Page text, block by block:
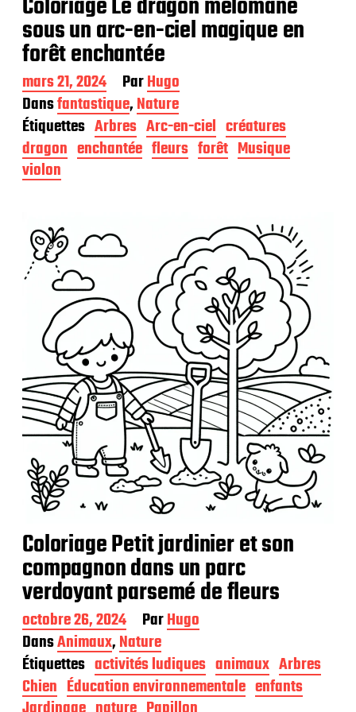
sous un arc-en-ciel magique en
forêt enchantée
D
a
t
e
d
e
p
a
mars 21, 2024 ParHugo
Dansfantastique,Nature
Étiquettes Arbres Arc-en-ciel créatures
dragon enchantée fleurs forêt Musique
violon
Coloriage Petit jardinier et son
compagnon dans un parc
verdoyant parsemé de fleurs
D
a
t
e
d
e
octobre 26, 2024 ParHugo
DansAnimaux,Nature
Étiquettes activités ludiques animaux Arbres
Chien Éducation environnementale enfants